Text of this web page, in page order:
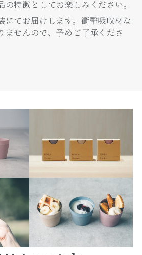
の特徴としてお楽しみください。
にてお届けします。衝撃吸収材な
ませんので、予めご了承くださ